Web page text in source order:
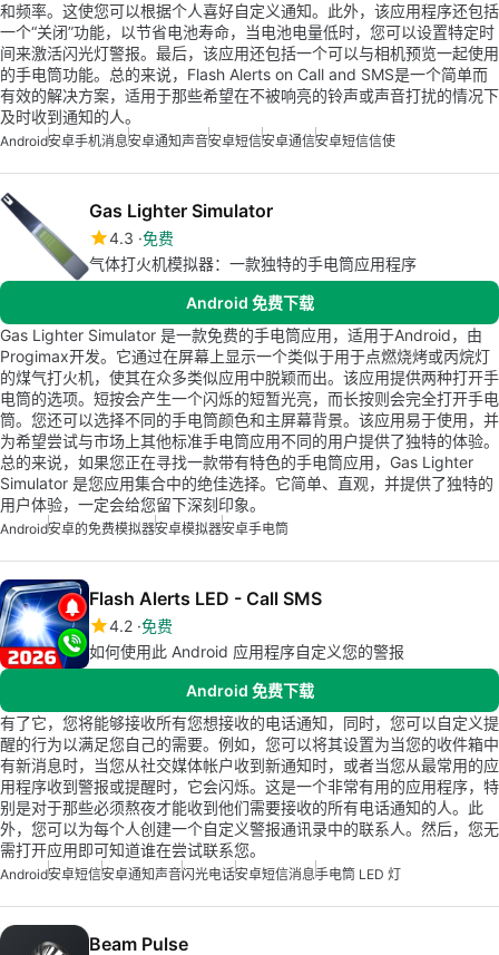
和频率。这使您可以根据个人喜好自定义通知。此外，该应用程序还包括
一个“关闭”功能，以节省电池寿命，当电池电量低时，您可以设置特定时
间来激活闪光灯警报。最后，该应用还包括一个可以与相机预览一起使用
的手电筒功能。总的来说，Flash Alerts on Call and SMS是一个简单而
有效的解决方案，适用于那些希望在不被响亮的铃声或声音打扰的情况下
及时收到通知的人。
Android安卓手机消息安卓通知声音安卓短信安卓通信安卓短信信使
Gas Lighter Simulator
4.3 免费
气体打火机模拟器：一款独特的手电筒应用程序
Android 免费下载
Gas Lighter Simulator 是一款免费的手电筒应用，适用于Android，由
Progimax开发。它通过在屏幕上显示一个类似于用于点燃烧烤或丙烷灯
的煤气打火机，使其在众多类似应用中脱颖而出。该应用提供两种打开手
电筒的选项。短按会产生一个闪烁的短暂光亮，而长按则会完全打开手电
筒。您还可以选择不同的手电筒颜色和主屏幕背景。该应用易于使用，并
为希望尝试与市场上其他标准手电筒应用不同的用户提供了独特的体验。
总的来说，如果您正在寻找一款带有特色的手电筒应用，Gas Lighter
Simulator 是您应用集合中的绝佳选择。它简单、直观，并提供了独特的
用户体验，一定会给您留下深刻印象。
Android安卓的免费模拟器安卓模拟器安卓手电筒
Flash Alerts LED - Call SMS
4.2 免费
如何使用此 Android 应用程序自定义您的警报
Android 免费下载
有了它，您将能够接收所有您想接收的电话通知，同时，您可以自定义提
醒的行为以满足您自己的需要。例如，您可以将其设置为当您的收件箱中
有新消息时，当您从社交媒体帐户收到新通知时，或者当您从最常用的应
用程序收到警报或提醒时，它会闪烁。这是一个非常有用的应用程序，特
别是对于那些必须熬夜才能收到他们需要接收的所有电话通知的人。此
外，您可以为每个人创建一个自定义警报通讯录中的联系人。然后，您无
需打开应用即可知道谁在尝试联系您。
Android安卓短信安卓通知声音闪光电话安卓短信消息手电筒 LED 灯
Beam Pulse